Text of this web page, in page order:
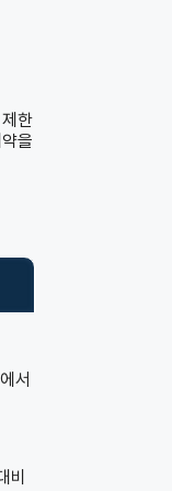
한
을
서
비